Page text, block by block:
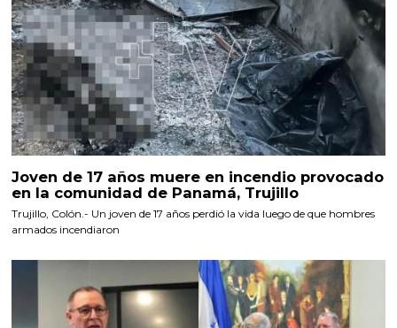
Joven de 17 años muere en incendio provocado
en la comunidad de Panamá, Trujillo
Trujillo, Colón.- Un joven de 17 años perdió la vida luego de que hombres
armados incendiaron